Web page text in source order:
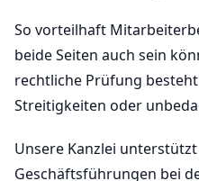
So vorteilhaft
beide Seiten auch sein
rechtliche Prüfung
Streitigkeiten oder
Unsere Kanzlei
Geschäftsführungen bei